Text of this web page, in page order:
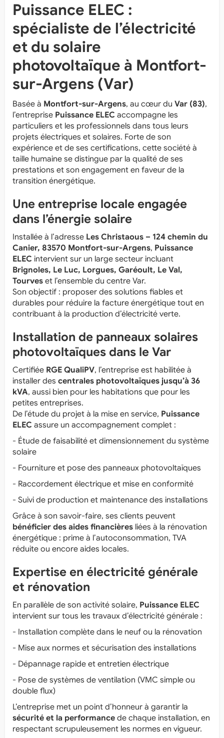
Puissance ELEC :
spécialiste de l’électricité
et du solaire
photovoltaïque à Montfort-
sur-Argens (Var)
Basée à Montfort-sur-Argens, au cœur du Var (83),
l’entreprise Puissance ELEC accompagne les
particuliers et les professionnels dans tous leurs
projets électriques et solaires. Forte de son
expérience et de ses certifications, cette société à
taille humaine se distingue par la qualité de ses
prestations et son engagement en faveur de la
transition énergétique.
Une entreprise locale engagée
dans l’énergie solaire
Installée à l’adresse Les Christaous – 124 chemin du
Canier, 83570 Montfort-sur-Argens, Puissance
ELEC intervient sur un large secteur incluant
Brignoles, Le Luc, Lorgues, Garéoult, Le Val,
Tourves et l’ensemble du centre Var.
Son objectif : proposer des solutions fiables et
durables pour réduire la facture énergétique tout en
contribuant à la production d’électricité verte.
Installation de panneaux solaires
photovoltaïques dans le Var
Certifiée RGE QualiPV, l’entreprise est habilitée à
installer des centrales photovoltaïques jusqu’à 36
kVA, aussi bien pour les habitations que pour les
petites entreprises.
De l’étude du projet à la mise en service, Puissance
ELEC assure un accompagnement complet :
- Étude de faisabilité et dimensionnement du système
solaire
- Fourniture et pose des panneaux photovoltaïques
- Raccordement électrique et mise en conformité
- Suivi de production et maintenance des installations
Grâce à son savoir-faire, ses clients peuvent
bénéficier des aides financières liées à la rénovation
énergétique : prime à l’autoconsommation, TVA
réduite ou encore aides locales.
Expertise en électricité générale
et rénovation
En parallèle de son activité solaire, Puissance ELEC
intervient sur tous les travaux d’électricité générale :
- Installation complète dans le neuf ou la rénovation
- Mise aux normes et sécurisation des installations
- Dépannage rapide et entretien électrique
- Pose de systèmes de ventilation (VMC simple ou
double flux)
L’entreprise met un point d’honneur à garantir la
sécurité et la performance de chaque installation, en
respectant scrupuleusement les normes en vigueur.